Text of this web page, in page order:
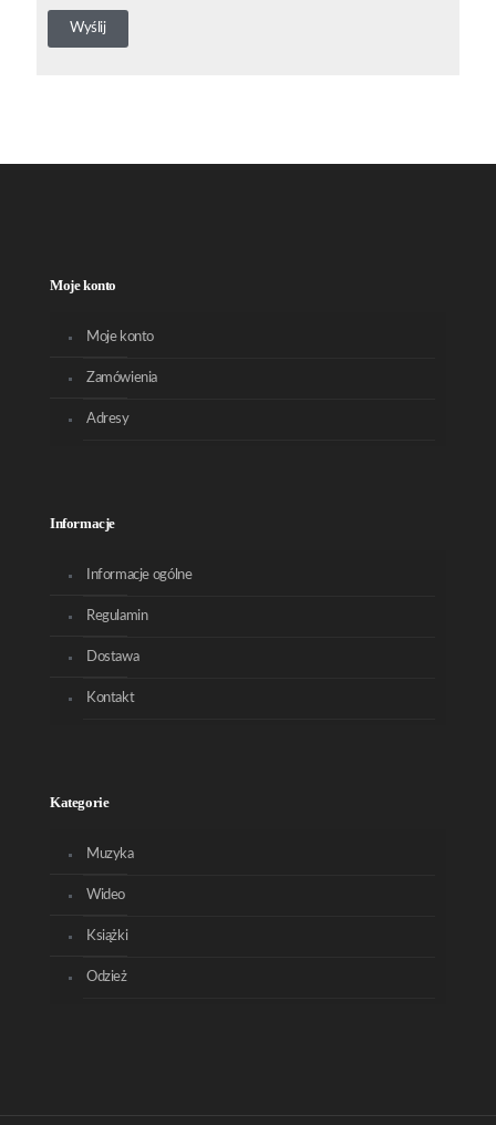
Moje konto
Moje konto
Zamówienia
Adresy
Informacje
Informacje ogólne
Regulamin
Dostawa
Kontakt
Kategorie
Muzyka
Wideo
Książki
Odzież